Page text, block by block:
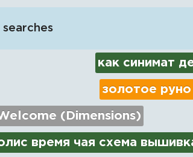
searches
как синимат
золотое
(Dimensions)
время чая схема